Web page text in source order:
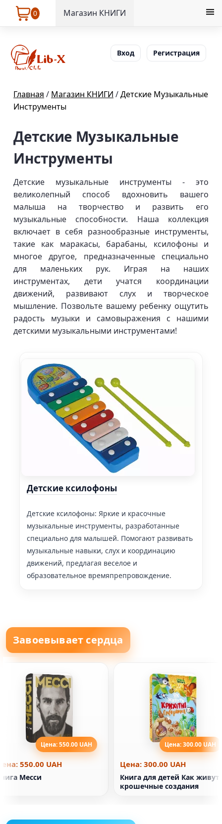
0 Магазин КНИГИ
Вход Регистрация
Главная / Магазин КНИГИ /Детские Музыкальные
Инструменты
Детские Музыкальные
Инструменты
Детские музыкальные инструменты - это
великолепный способ вдохновить вашего
малыша на творчество и развить его
музыкальные способности. Наша коллекция
включает в себя разнообразные инструменты,
такие как маракасы, барабаны, ксилофоны и
многое другое, предназначенные специально
для маленьких рук. Играя на наших
инструментах, дети учатся координации
движений, развивают слух и творческое
мышление. Позвольте вашему ребенку ощутить
радость музыки и самовыражения с нашими
детскими музыкальными инструментами!
Детские ксилофоны
Детские ксилофоны: Яркие и красочные
музыкальные инструменты, разработанные
специально для малышей. Помогают развивать
музыкальные навыки, слух и координацию
движений, предлагая веселое и
образовательное времяпрепровождение.
Завоевывает сердца
Цена: 550.00 UAH
550.00 UAH
Месси
Цена: 300.00 UAH
Цена: 300.00 UAH
Книга для детей Как живут
крошечные создания